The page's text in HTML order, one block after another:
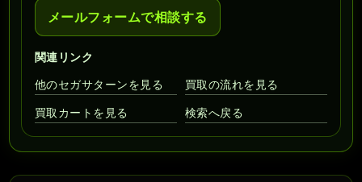
メールフォームで相談する
関連リンク
他のセガサターンを見る
買取の流れを見る
買取カートを見る 検索へ戻る